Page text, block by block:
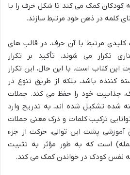
کودکان کمک می کند تا شکل حرف را با
کلمه در ذهن خود مرتبط سازند.
مرتبط با آن حرف، در قالب های
تکرار می شوند. تأکید بر تکرار
این کتاب است. با این حال، این تکرار
کننده باشد، بلکه از طریق تنوع در
جذابیت خود را حفظ می کند. جملات
شده تشکیل شده اند، به تدریج وارد
ترکیب کلمات و درک معنی جملات
پشت این توالی، حرکت از جزء
است که به طور مؤثر به تثبیت
به نفس کودک در خواندن کمک می کند.